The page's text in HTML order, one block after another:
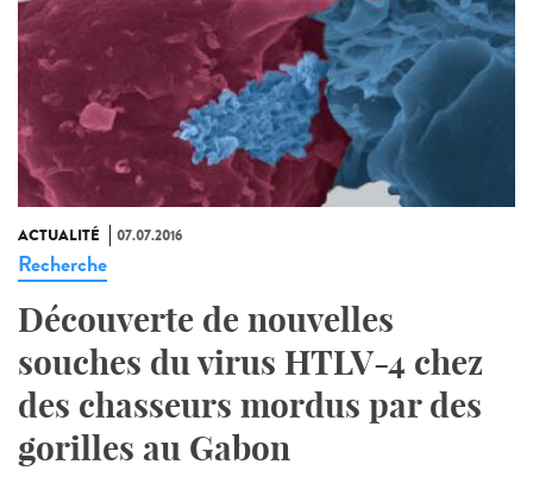
ACTUALITÉ 07.07.2016
Recherche
Découverte de nouvelles
souches du virus HTLV-4 chez
des chasseurs mordus par des
gorilles au Gabon